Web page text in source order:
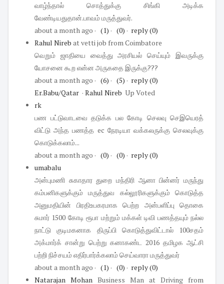
வாழ்ந்தால் சொத்துக்கு சிங்கி அடிக்க
வேண்டியதுதான்.பாவம் மருத்துவர்.
about a month ago · (1) · (0) · reply(0)
Rahul Nireb at vetti job from Coimbatore
வெறும் ஜாதியை வைத்து அரசியல் செய்யும் இவருக்கு
யோசனை கூற என்ன அருகதை இருக்கு???
about a month ago · (6) · (5) · reply(0)
Er.Babu/Qatar · Rahul Nireb Up Voted
rk
பண பட்டுவாடவை தடுக்க பல கோடி செலவு செஇயெரத்
விட்டு அந்த பணத்த ec நேரடியா வக்கலருக்கு செலவுக்கு
கொடுக்கலாம்...
about a month ago · (0) · (0) · reply(0)
umabalu
அன்புமணி சுகாதார துறை மந்திரி ஆனா பின்னர் மருந்து
கம்பனிகளுக்கும் மருத்துவ கல்லூரிகளுக்கும் கொடுத்த
அனுமதியின் பிரதிஉபகரமாக பெற்ற அன்பளிப்பு தொகை
சுமார் 1500 கோடி ரூபா மற்றும் மக்கள் டிவி பணத்தயும் நல்ல
நாட்டு குடிமகனாக திருப்பி கொடுத்துவிட்டால் 100சதம்
அக்மார்க் சான்று பெற்று கனாகண்ட 2016 தமிழக ஆட்சி
பற்றி நிச்சயம் எதிர்பார்க்கலாம் செய்வாரா மருத்துவர்
about a month ago · (1) · (0) · reply(0)
Natarajan Mohan Business Man at Driving from